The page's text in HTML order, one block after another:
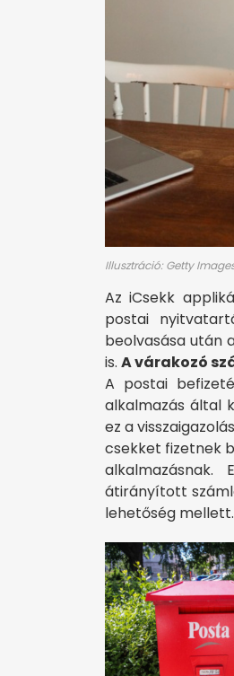
Illusztráció: Getty
Az iCsekk
postai
beolvasása után
is. A várakozó
A postai
alkalmazás által
ez a
csekket fizetnek
átirányított
lehetőség mellett.